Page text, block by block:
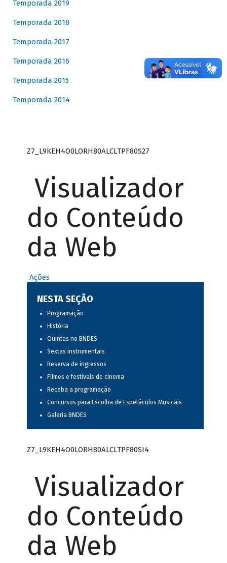
Temporada 2019
Temporada 2018
Temporada 2017
Temporada 2016
Temporada 2015
Temporada 2014
Z7_L9KEH4O0LORH80ALCLTPF80S27
Visualizador
do Conteúdo
da Web
Ações
NESTA SEÇÃO
Programação
História
Quintas no BNDES
Sextas instrumentais
Reserva de ingressos
Filmes e festivais de cinema
Receba a programação
Concursos para Escolha de Espetáculos Musicais
Galeria BNDES
Z7_L9KEH4O0LORH80ALCLTPF80SI4
Visualizador
do Conteúdo
da Web